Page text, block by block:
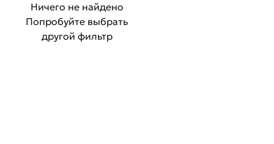
Ничего не найдено
Попробуйте выбрать
другой фильтр